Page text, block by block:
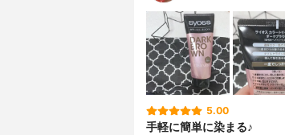
5.00
手軽に簡単に染まる♪